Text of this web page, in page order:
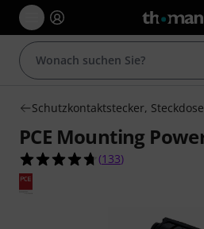
Schutzkontaktstecker,
PCE Mounting
4.7 von 5 Sternen
(133)